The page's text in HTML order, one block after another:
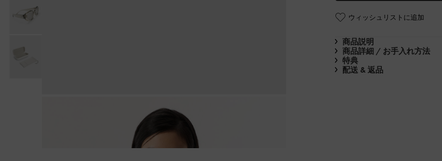
ウィッシュリストに追加
商品説明
商品詳細 / お手入れ方法
特典
配送 & 返品